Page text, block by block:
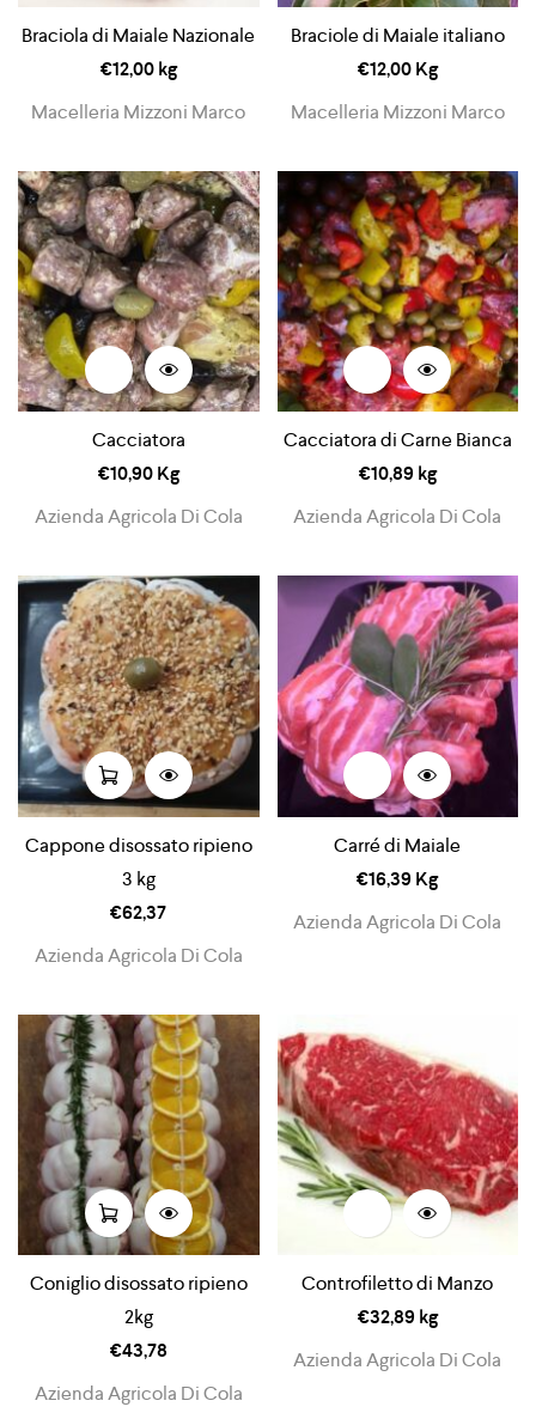
Braciola di Maiale Nazionale
€12,00kg
Macelleria Mizzoni Marco
Braciole di Maiale italiano
€12,00Kg
Macelleria Mizzoni Marco
Cacciatora
€10,90Kg
Azienda Agricola Di Cola
Cacciatora di Carne Bianca
€10,89 kg
Azienda Agricola Di Cola
Cappone disossato ripieno
3 kg
€62,37
Azienda Agricola Di Cola
Carré di Maiale
€16,39 Kg
Azienda Agricola Di Cola
Coniglio disossato ripieno
2kg
€43,78
Azienda Agricola Di Cola
Controfiletto di Manzo
€32,89 kg
Azienda Agricola Di Cola